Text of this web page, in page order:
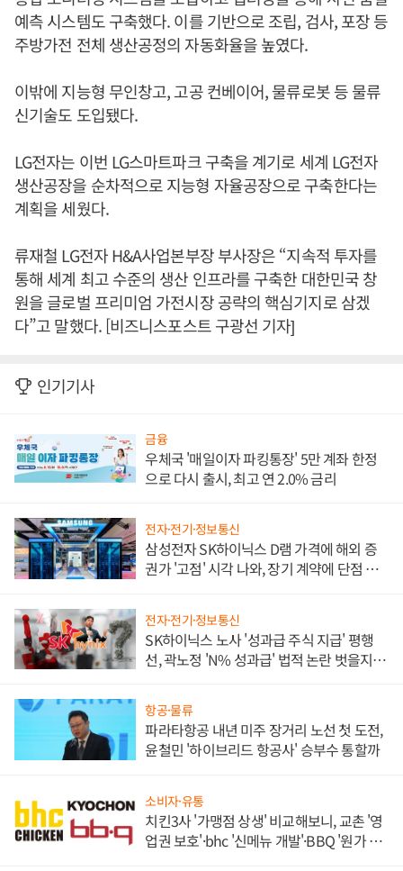
예측 시스템도 구축했다. 이를 기반으로 조립, 검사, 포장 등
주방가전 전체 생산공정의 자동화율을 높였다.
이밖에 지능형 무인창고, 고공 컨베이어, 물류로봇 등 물류
신기술도 도입됐다.
LG전자는 이번 LG스마트파크 구축을 계기로 세계 LG전자
생산공장을 순차적으로 지능형 자율공장으로 구축한다는
계획을 세웠다.
류재철 LG전자 H&A사업본부장 부사장은 “지속적 투자를
통해 세계 최고 수준의 생산 인프라를 구축한 대한민국 창
원을 글로벌 프리미엄 가전시장 공략의 핵심기지로 삼겠
다”고 말했다. [비즈니스포스트 구광선 기자]
인기기사
금융
우체국 '매일이자 파킹통장' 5만 계좌 한정
으로 다시 출시, 최고 연 2.0% 금리
전자·전기·정보통신
삼성전자 SK하이닉스 D램 가격에 해외 증
권가 '고점' 시각 나와, 장기 계약에 단점 부
전자·전기·정보통신
SK하이닉스 노사 '성과급 주식 지급' 평행
선, 곽노정 'N% 성과급' 법적 논란 벗을지 주
항공·물류
파라타항공 내년 미주 장거리 노선 첫 도전,
윤철민 '하이브리드 항공사' 승부수 통할까
소비자·유통
치킨3사 '가맹점 상생' 비교해보니, 교촌 '영
업권 보호'·bhc '신메뉴 개발'·BBQ '원가 부